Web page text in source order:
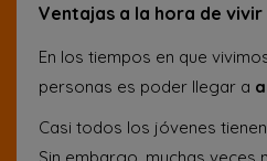
Ventajas a la hora de
En los tiempos en que
personas es poder llegar a
Casi todos los jóvenes